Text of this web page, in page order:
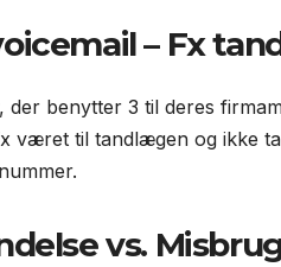
– Fx
der benytter 3 til deres
været til tandlægen og ikke
vs.